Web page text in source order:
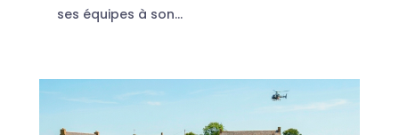
ses équipes à son...